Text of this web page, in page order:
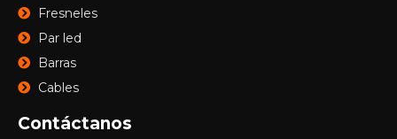
Fresneles
Par led
Barras
Cables
Contáctanos